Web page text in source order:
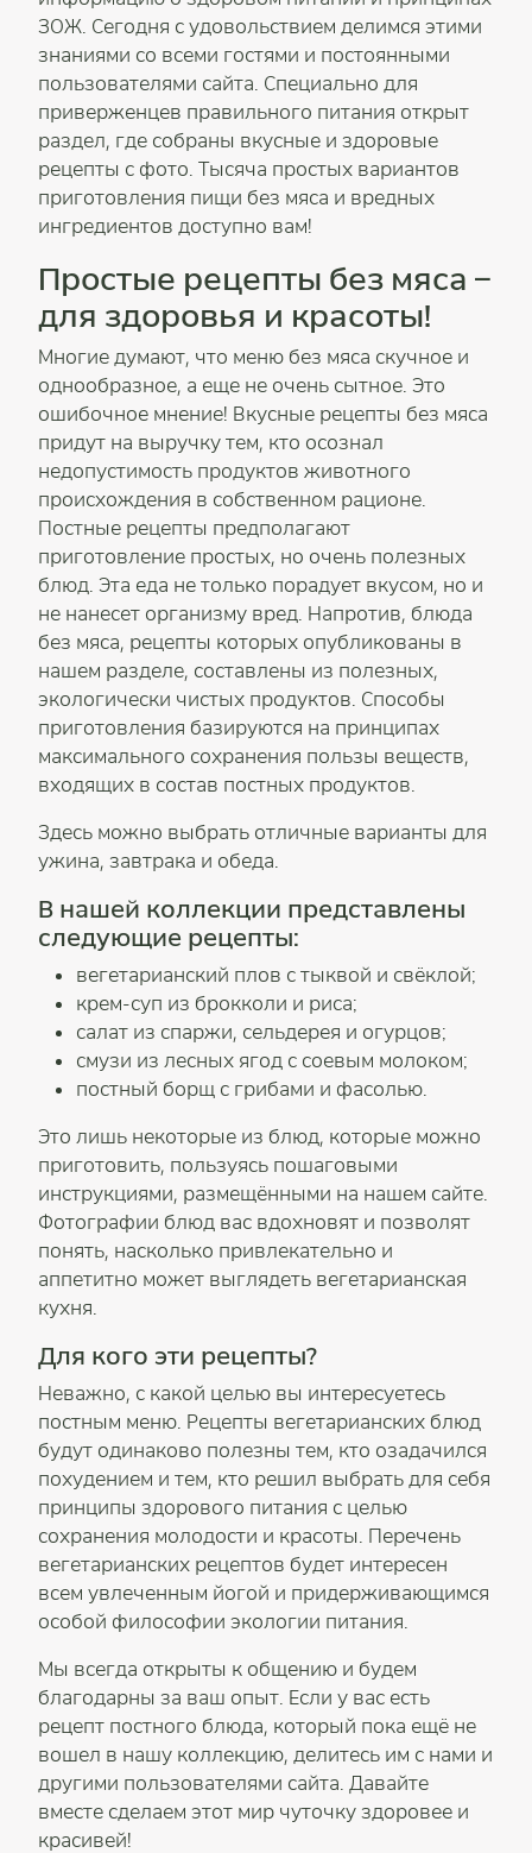
ЗОЖ. Сегодня с удовольствием делимся этими
знаниями со всеми гостями и постоянными
пользователями сайта. Специально для
приверженцев правильного питания открыт
раздел, где собраны вкусные и здоровые
рецепты с фото. Тысяча простых вариантов
приготовления пищи без мяса и вредных
ингредиентов доступно вам!
Простые рецепты без мяса –
для здоровья и красоты!
Многие думают, что меню без мяса скучное и
однообразное, а еще не очень сытное. Это
ошибочное мнение! Вкусные рецепты без мяса
придут на выручку тем, кто осознал
недопустимость продуктов животного
происхождения в собственном рационе.
Постные рецепты предполагают
приготовление простых, но очень полезных
блюд. Эта еда не только порадует вкусом, но и
не нанесет организму вред. Напротив, блюда
без мяса, рецепты которых опубликованы в
нашем разделе, составлены из полезных,
экологически чистых продуктов. Способы
приготовления базируются на принципах
максимального сохранения пользы веществ,
входящих в состав постных продуктов.
Здесь можно выбрать отличные варианты для
ужина, завтрака и обеда.
В нашей коллекции представлены
следующие рецепты:
вегетарианский плов с тыквой и свёклой;
крем-суп из брокколи и риса;
салат из спаржи, сельдерея и огурцов;
смузи из лесных ягод с соевым молоком;
постный борщ с грибами и фасолью.
Это лишь некоторые из блюд, которые можно
приготовить, пользуясь пошаговыми
инструкциями, размещёнными на нашем сайте.
Фотографии блюд вас вдохновят и позволят
понять, насколько привлекательно и
аппетитно может выглядеть вегетарианская
кухня.
Для кого эти рецепты?
Неважно, с какой целью вы интересуетесь
постным меню. Рецепты вегетарианских блюд
будут одинаково полезны тем, кто озадачился
похудением и тем, кто решил выбрать для себя
принципы здорового питания с целью
сохранения молодости и красоты. Перечень
вегетарианских рецептов будет интересен
всем увлеченным йогой и придерживающимся
особой философии экологии питания.
Мы всегда открыты к общению и будем
благодарны за ваш опыт. Если у вас есть
рецепт постного блюда, который пока ещё не
вошел в нашу коллекцию, делитесь им с нами и
другими пользователями сайта. Давайте
вместе сделаем этот мир чуточку здоровее и
красивей!